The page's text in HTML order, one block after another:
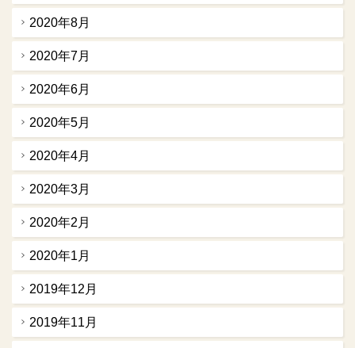
2020年8月
2020年7月
2020年6月
2020年5月
2020年4月
2020年3月
2020年2月
2020年1月
2019年12月
2019年11月